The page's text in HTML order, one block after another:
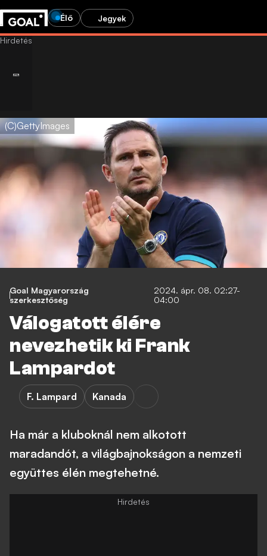
Élő Jegyek
(C)GettyImages
Goal Magyarország
szerkesztőség
2024. ápr. 08. 02:27-
04:00
Válogatott élére
nevezhetik ki Frank
Lampardot
F. Lampard Kanada
Ha már a kluboknál nem alkotott
maradandót, a világbajnokságon a nemzeti
együttes élén megtehetné.